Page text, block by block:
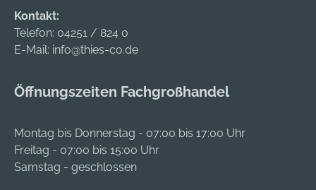
STANDARD 100.
ProWash® - EN ISO
15797
Kontakt:
Telefon: 04251 / 824 0
E-Mail: info@thies-co.de
Öffnungszeiten Fachgroßhandel
Montag bis Donnerstag - 07:00 bis 17:00 Uhr
Freitag - 07:00 bis 15:00 Uhr
Samstag - geschlossen